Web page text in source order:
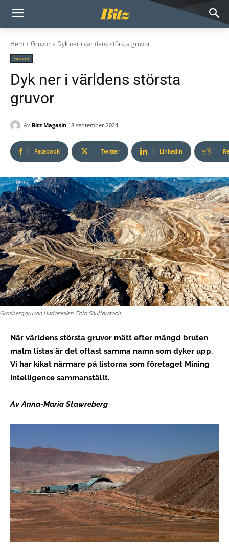
Hem Gruvor Dyk ner i världens största gruvor
Gruvor
Dyk ner i världens största
gruvor
Av Bitz Magasin 18 september 2024
Facebook Twitter Linkedin
Grasberggruvan i Indonesien. Foto Shutterstock
När världens största gruvor mätt efter mängd bruten
malm listas är det oftast samma namn som dyker upp.
Vi har kikat närmare på listorna som företaget Mining
Intelligence sammanställt.
Av Anna-Maria Stawreberg